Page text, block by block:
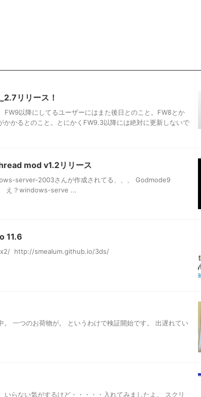
リリース！
FW9以降にしてるユーザーにはまた後日とのこと。FW8とか
かかるとのこと。とにかくFW9.3以降には絶対に更新しないで
mod v1.2リリース
server-2003さんが作成されてる、、、 Godmode9
え？windows-serve ...
11.6
http://smealum.github.io/3ds/
。 一つのお荷物が。 というわけで検証開始です。 出遅れてい
らない気がするけど・・・・・入れてみましたよ。 スクリ